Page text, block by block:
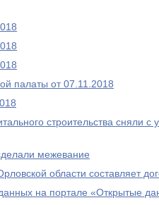
палаты от 07.11.2018
строительства сняли с
межевание
области составляет
на портале «Открытые